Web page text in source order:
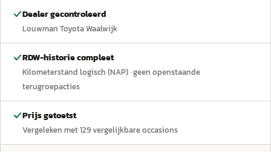
Dealer gecontroleerd
Louwman Toyota Waalwijk
RDW-historie compleet
Kilometerstand logisch (NAP)· geen openstaande
terugroepacties
Prijs getoetst
Vergeleken met129vergelijkbare occasions